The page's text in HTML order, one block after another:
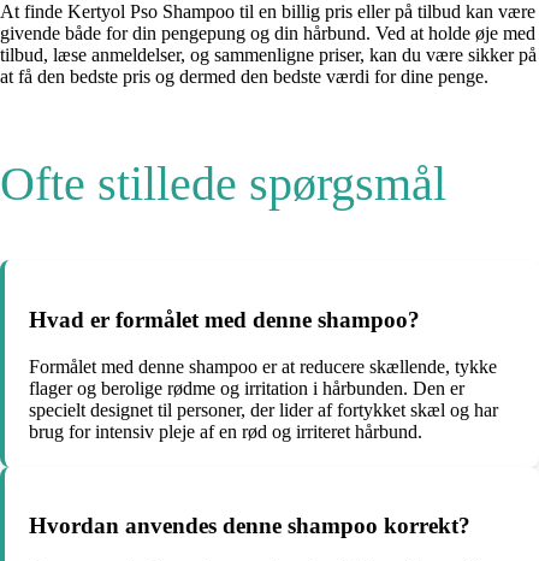
At finde Kertyol Pso Shampoo til en billig pris eller på tilbud kan være
givende både for din pengepung og din hårbund. Ved at holde øje med
tilbud, læse anmeldelser, og sammenligne priser, kan du være sikker på
at få den bedste pris og dermed den bedste værdi for dine penge.
Ofte stillede spørgsmål
Hvad er formålet med denne shampoo?
Formålet med denne shampoo er at reducere skællende, tykke
flager og berolige rødme og irritation i hårbunden. Den er
specielt designet til personer, der lider af fortykket skæl og har
brug for intensiv pleje af en rød og irriteret hårbund.
Hvordan anvendes denne shampoo korrekt?